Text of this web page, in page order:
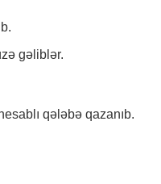
gəliblər.
qələbə qazanıb.